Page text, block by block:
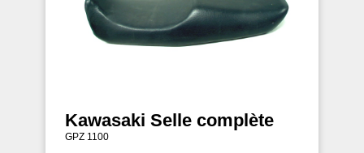
Kawasaki Selle complète
GPZ 1100